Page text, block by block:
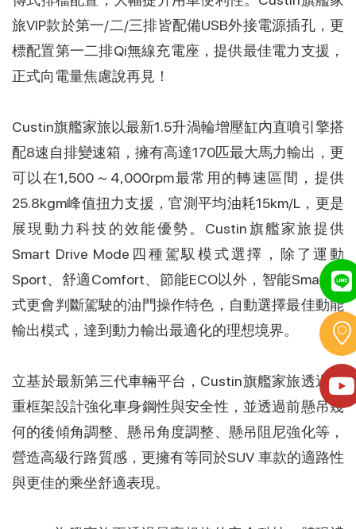
旅VIP款於第一/二/三排皆配備USB外接電源插孔，更
標配置第一二排Qi無線充電座，提供最佳電力支援，
正式向電量焦慮說再見！
Custin旗艦家旅以最新1.5升渦輪增壓缸內直噴引擎搭
配8速自排變速箱，擁有高達170匹最大馬力輸出，更
可以在1,500～4,000rpm最常用的轉速區間，提供
25.8kgm峰值扭力支援，官測平均油耗15km/L，更是
展現動力科技的效能優勢。Custin旗艦家旅提供
Smart Drive Mode四種駕馭模式選擇，除了運動
Sport、舒適Comfort、節能ECO以外，智能Smart模
式更會判斷駕駛的油門操作特色，自動選擇最佳動能
輸出模式，達到動力輸出最適化的理想境界。
立基於最新第三代車輛平台，Custin旗艦家旅透過多
重框架設計強化車身鋼性與安全性，並透過前懸吊幾
何的後傾角調整、懸吊角度調整、懸吊阻尼強化等，
營造高級行路質感，更擁有等同於SUV 車款的適路性
與更佳的乘坐舒適表現。